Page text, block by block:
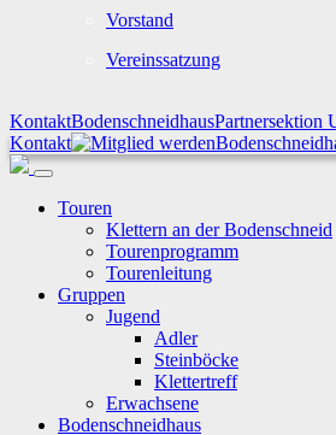
Vorstand
Vereinssatzung
KontaktBodenschneidhausPartnersektion
Kontakt
Touren
Klettern an der Bodenschneid
Tourenprogramm
Tourenleitung
Gruppen
Jugend
Adler
Steinböcke
Klettertreff
Erwachsene
Bodenschneidhaus